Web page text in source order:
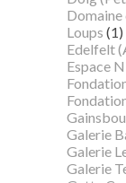
Loups (1)
Edelfelt
Espace
Galerie
Galerie
Galerie